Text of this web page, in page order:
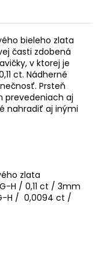
bieleho zlata
časti zdobená
v ktorej je
ct. Nádherné
Prsteň
prevedeniach aj
nahradiť aj inými
zlata
H / 0,11 ct / 3mm
H / 0,0094 ct /